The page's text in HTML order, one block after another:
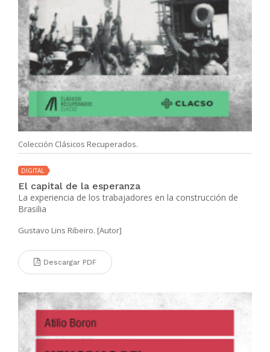
Colección Clásicos Recuperados.
DIGITAL
El capital de la esperanza
La experiencia de los trabajadores en la construcción de
Brasilia
Gustavo Lins Ribeiro. [Autor]
Descargar PDF